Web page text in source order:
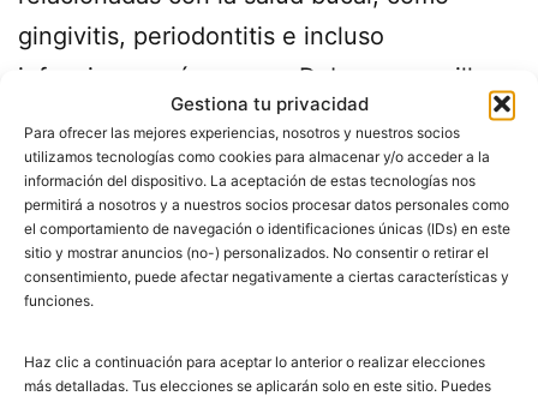
Gestiona tu privacidad
Para ofrecer las mejores experiencias, nosotros y nuestros socios
utilizamos tecnologías como cookies para almacenar y/o acceder a la
información del dispositivo. La aceptación de estas tecnologías nos
permitirá a nosotros y a nuestros socios procesar datos personales como
el comportamiento de navegación o identificaciones únicas (IDs) en este
sitio y mostrar anuncios (no-) personalizados. No consentir o retirar el
consentimiento, puede afectar negativamente a ciertas características y
funciones.
Haz clic a continuación para aceptar lo anterior o realizar elecciones
más detalladas. Tus elecciones se aplicarán solo en este sitio. Puedes
gingivitis, periodontitis e incluso
infecciones más graves. Debemos cepillar
nuestos dientes después de cada comida,…
Seguir leyendo
Publicada elfebrero 16, 2015
Categorizado comoConsejos
Etiquetado como